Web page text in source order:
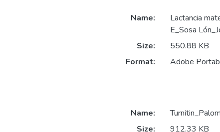
Name:
Lactancia
E_Sosa
Size:
550.88 KB
Format:
Adobe
Name:
Size:
912.33 KB